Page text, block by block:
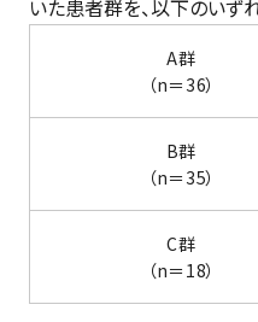
いた患者群を、以下のいず
A群
（n＝36）
B群
（n＝35）
C群
（n＝18）